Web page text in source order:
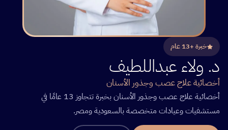
خبرة +13 عام
د. ولاء عبداللطيف
أخصائية علاج عصب وجذور الأسنان
أخصائية علاج عصب وجذور الأسنان بخبرة تتجاوز 13 عامًا في
مستشفيات وعيادات متخصصة بالسعودية ومصر.